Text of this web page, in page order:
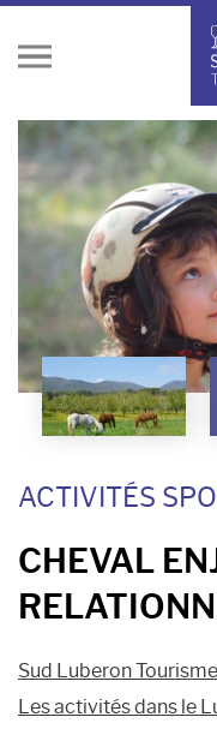
Ouvrir
ACTIVITÉS
CHEVAL
Sud Luberon Tourisme
Les activités dans le